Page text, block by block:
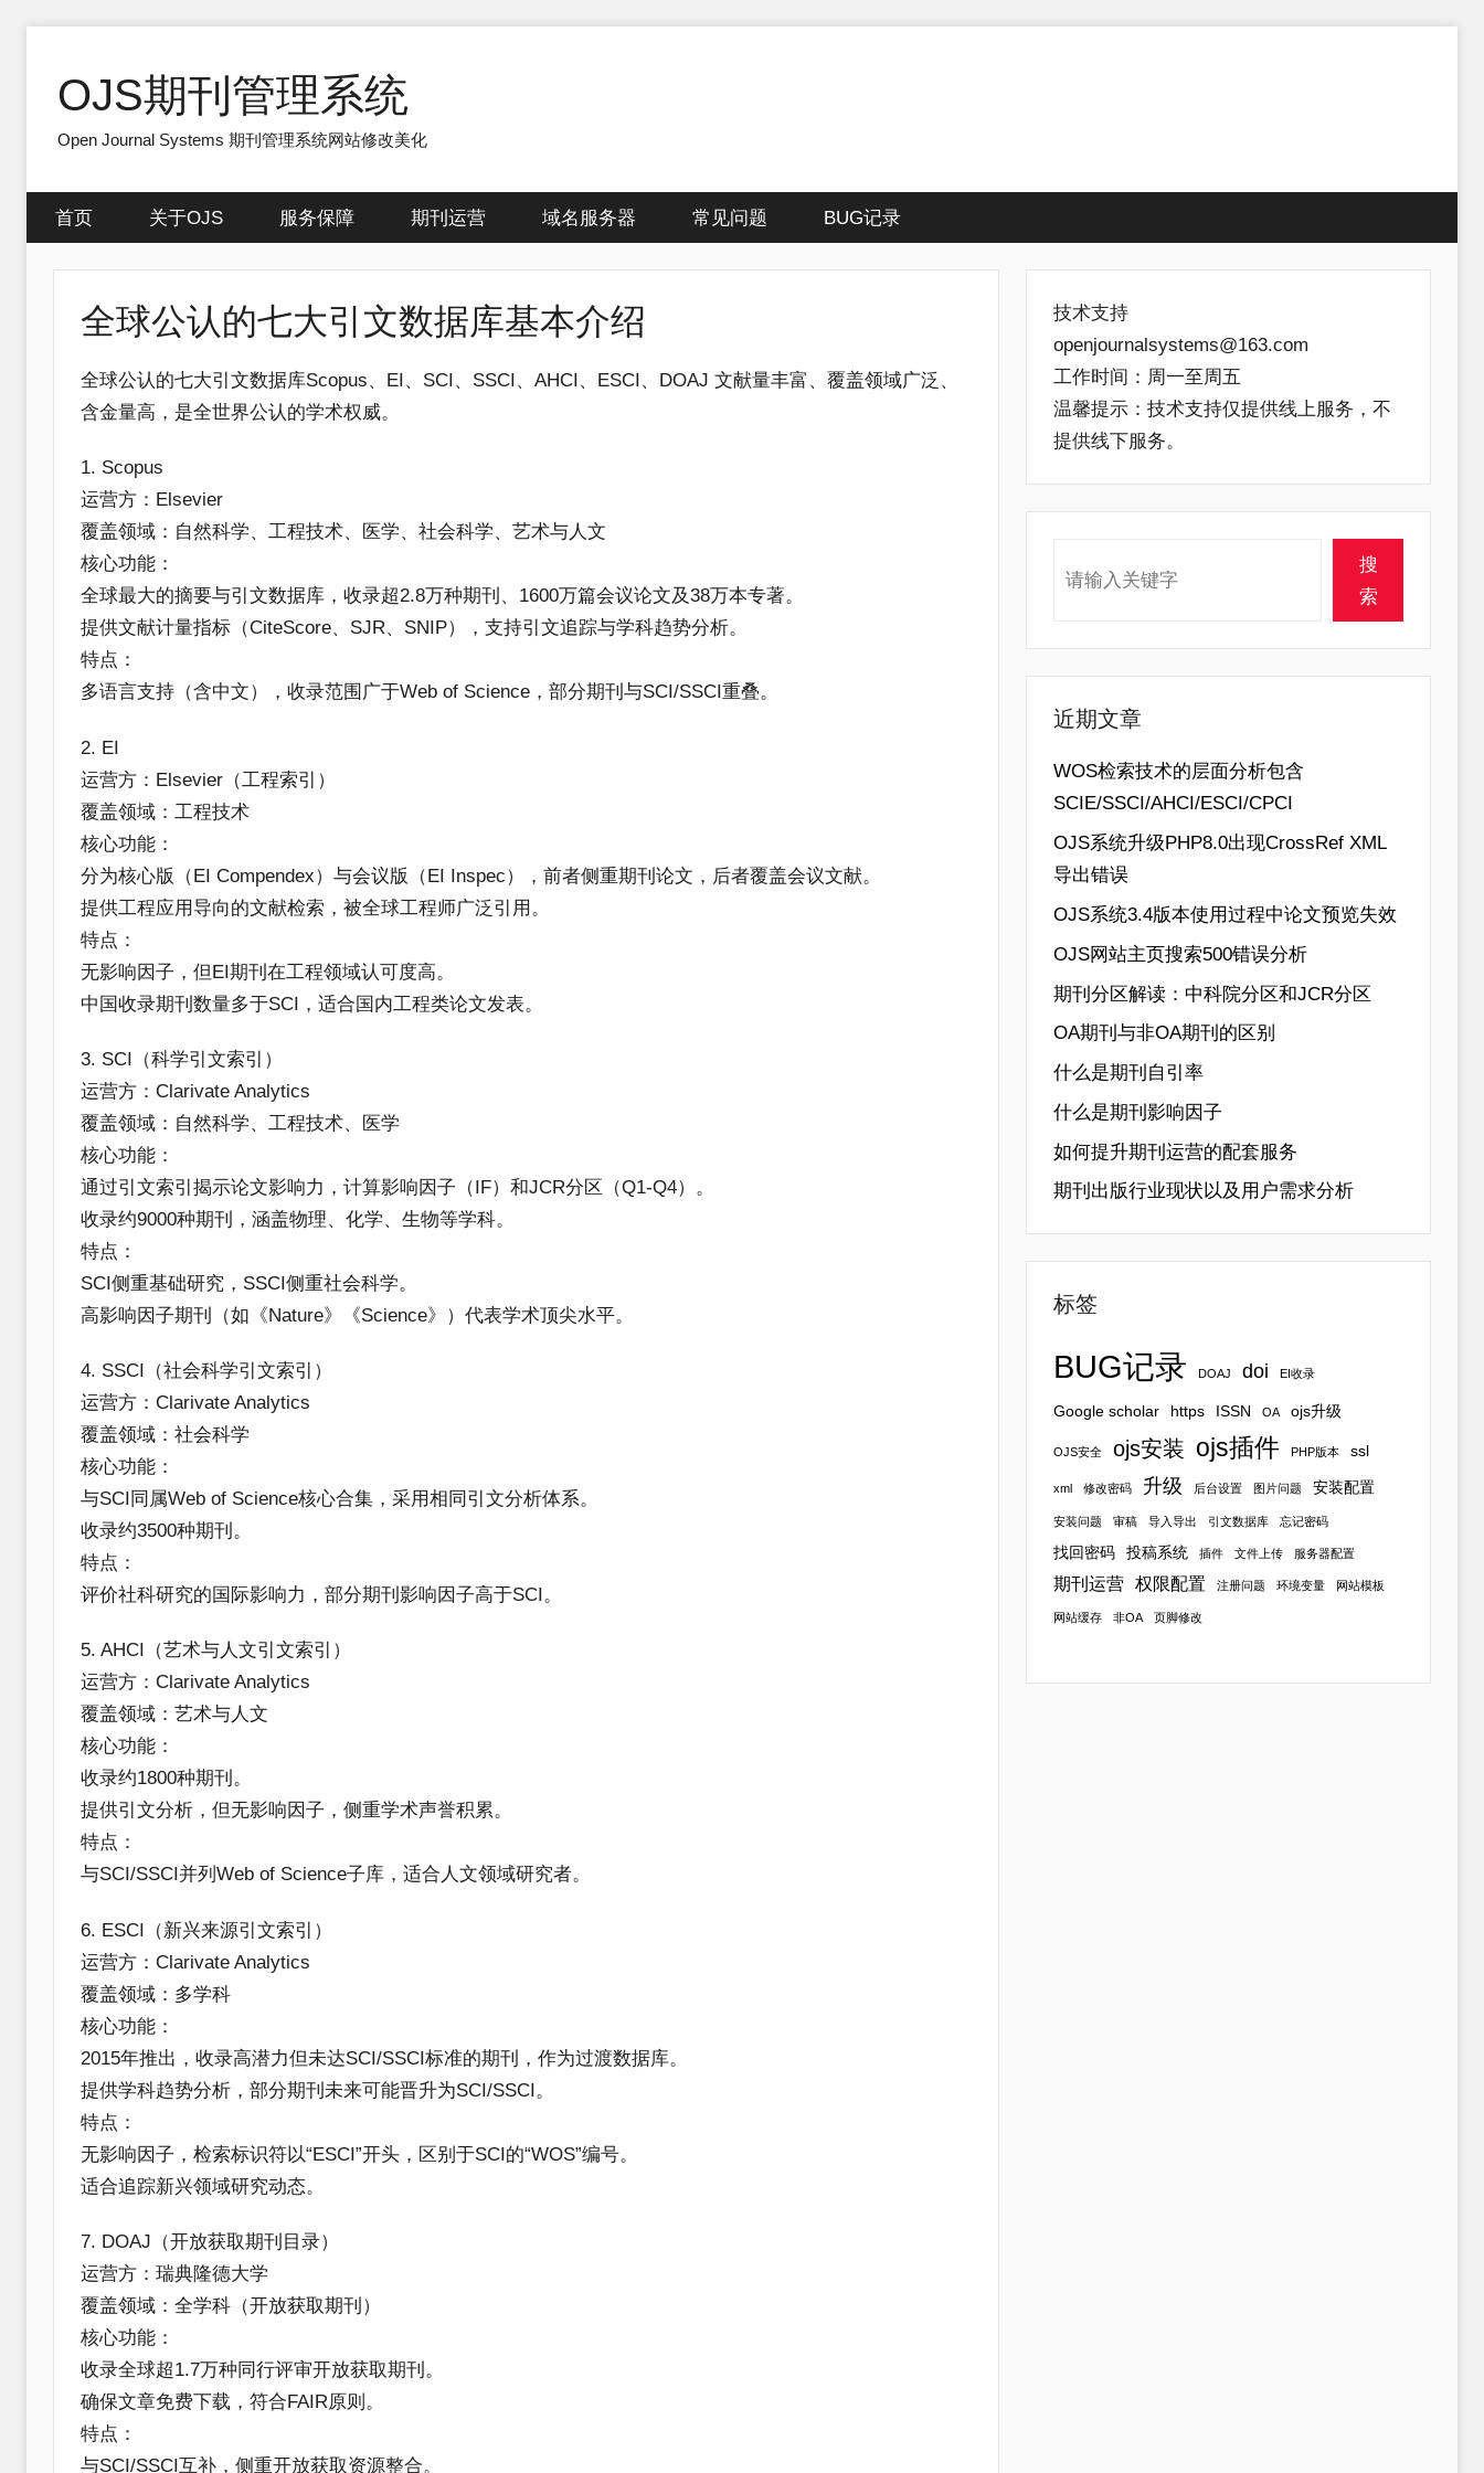
OJS期刊管理系统
Open Journal Systems 期刊管理系统网站修改美化
首页 关于OJS 服务保障 期刊运营 域名服务器 常见问题 BUG记录
全球公认的七大引文数据库基本介绍
全球公认的七大引文数据库​Scopus、EI、SCI、SSCI、AHCI、ESCI、DOAJ​ 文献量丰富、覆盖领域广泛、
含金量高，是全世界公认的学术权威。
​1. Scopus​
​运营方​：Elsevier
​覆盖领域​：自然科学、工程技术、医学、社会科学、艺术与人文
​核心功能​：
全球最大的摘要与引文数据库，收录超2.8万种期刊、1600万篇会议论文及38万本专著。
提供文献计量指标（CiteScore、SJR、SNIP），支持引文追踪与学科趋势分析。
​特点​：
多语言支持（含中文），收录范围广于Web of Science，部分期刊与SCI/SSCI重叠。
​2. EI
​运营方​：Elsevier（工程索引）
​覆盖领域​：工程技术
​核心功能​：
分为核心版（EI Compendex）与会议版（EI Inspec），前者侧重期刊论文，后者覆盖会议文献。
提供工程应用导向的文献检索，被全球工程师广泛引用。
​特点​：
无影响因子，但EI期刊在工程领域认可度高。
中国收录期刊数量多于SCI，适合国内工程类论文发表。
​3. SCI（科学引文索引）​​
​运营方​：Clarivate Analytics
​覆盖领域​：自然科学、工程技术、医学
​核心功能​：
通过引文索引揭示论文影响力，计算影响因子（IF）和JCR分区（Q1-Q4）。
收录约9000种期刊，涵盖物理、化学、生物等学科。
​特点​：
SCI侧重基础研究，SSCI侧重社会科学。
高影响因子期刊（如《Nature》《Science》）代表学术顶尖水平。
​4. SSCI（社会科学引文索引）​​
​运营方​：Clarivate Analytics
​覆盖领域​：社会科学
​核心功能​：
与SCI同属Web of Science核心合集，采用相同引文分析体系。
收录约3500种期刊。
​特点​：
评价社科研究的国际影响力，部分期刊影响因子高于SCI。
​5. AHCI（艺术与人文引文索引）​​
​运营方​：Clarivate Analytics
​覆盖领域​：艺术与人文
​核心功能​：
收录约1800种期刊。
提供引文分析，但无影响因子，侧重学术声誉积累。
​特点​：
与SCI/SSCI并列Web of Science子库，适合人文领域研究者。
​6. ESCI（新兴来源引文索引）​​
​运营方​：Clarivate Analytics
​覆盖领域​：多学科
​核心功能​：
2015年推出，收录高潜力但未达SCI/SSCI标准的期刊，作为过渡数据库。
提供学科趋势分析，部分期刊未来可能晋升为SCI/SSCI。
​特点​：
无影响因子，检索标识符以“ESCI”开头，区别于SCI的“WOS”编号。
适合追踪新兴领域研究动态。
​7. DOAJ（开放获取期刊目录）​​
​运营方​：瑞典隆德大学
​覆盖领域​：全学科（开放获取期刊）
​核心功能​：
收录全球超1.7万种同行评审开放获取期刊。
确保文章免费下载，符合FAIR原则。
​特点​：
与SCI/SSCI互补，侧重开放获取资源整合。
技术支持
openjournalsystems@163.com
工作时间：周一至周五
温馨提示：技术支持仅提供线上服务，不
提供线下服务。
搜
索
近期文章
WOS检索技术的层面分析包含
SCIE/SSCI/AHCI/ESCI/CPCI
OJS系统升级PHP8.0出现CrossRef XML
导出错误
OJS系统3.4版本使用过程中论文预览失效
OJS网站主页搜索500错误分析
期刊分区解读：中科院分区和JCR分区
OA期刊与非OA期刊的区别
什么是期刊自引率
什么是期刊影响因子
如何提升期刊运营的配套服务
期刊出版行业现状以及用户需求分析
标签
BUG记录 DOAJ doi EI收录
Google scholar https ISSN OA ojs升级
OJS安全 ojs安装 ojs插件 PHP版本 ssl
xml 修改密码 升级 后台设置 图片问题 安装配置
安装问题 审稿 导入导出 引文数据库 忘记密码
找回密码 投稿系统 插件 文件上传 服务器配置
期刊运营 权限配置 注册问题 环境变量 网站模板
网站缓存 非OA 页脚修改